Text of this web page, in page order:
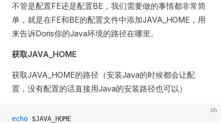
不管是配置FE还是配置BE，我们需要做的事情都非常简
单，就是在FE和BE的配置文件中添加JAVA_HOME，用
来告诉Doris你的Java环境的路径在哪里。
获取JAVA_HOME
获取JAVA_HOME的路径（安装Java的时候都会让配
置，没有配置的话直接用Java的安装路径也可以）
sh
echo $JAVA_HOME